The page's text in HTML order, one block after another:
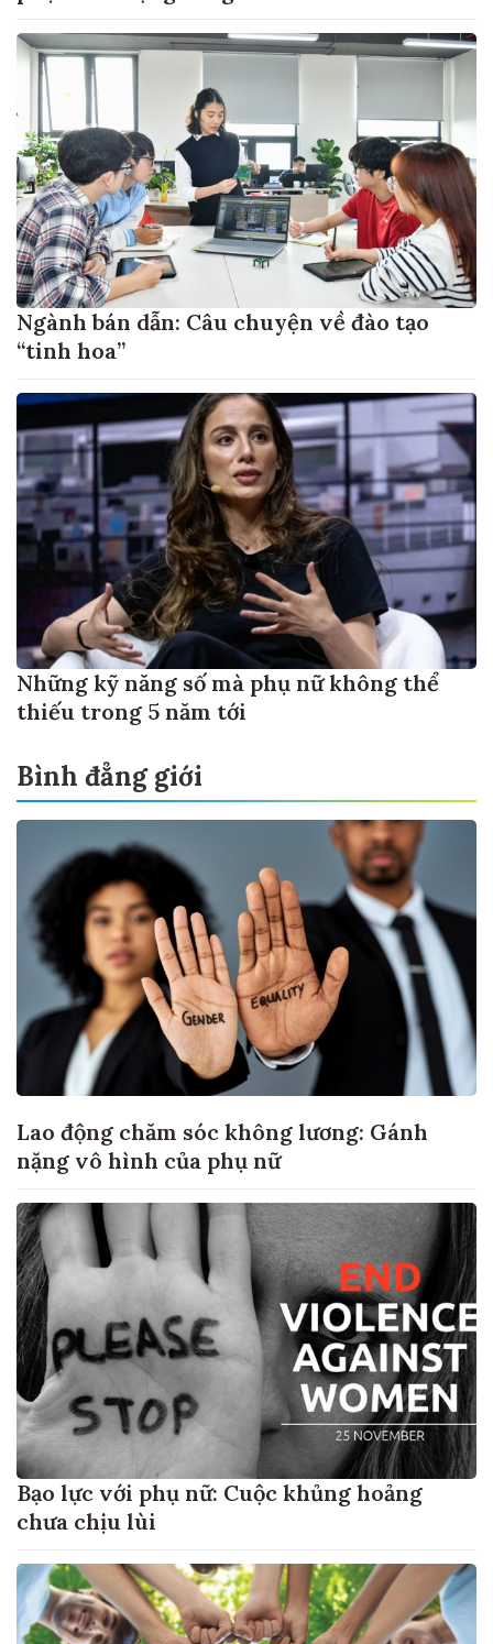
Ngành bán dẫn: Câu chuyện về đào tạo
“tinh hoa”
Những kỹ năng số mà phụ nữ không thể
thiếu trong 5 năm tới
Bình đẳng giới
Lao động chăm sóc không lương: Gánh
nặng vô hình của phụ nữ
Bạo lực với phụ nữ: Cuộc khủng hoảng
chưa chịu lùi